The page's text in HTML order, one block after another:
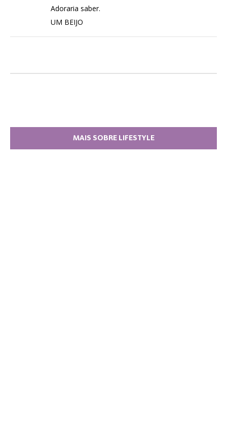
Adoraria saber.
UM BEIJO
MAIS SOBRE LIFESTYLE